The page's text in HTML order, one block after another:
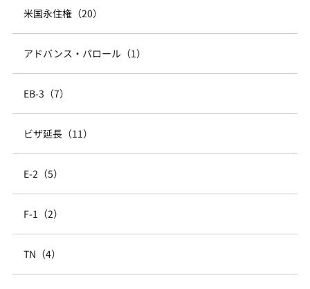
米国永住権（20）
アドバンス・パロール（1）
EB-3（7）
ビザ延長（11）
E-2（5）
F-1（2）
TN（4）